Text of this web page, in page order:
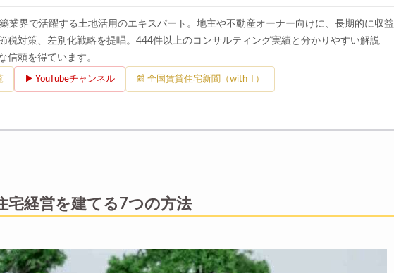
業界で活躍する土地活用のエキスパート。地主や不動産オーナー向けに、長期的に収益
税対策、差別化戦略を提唱。444件以上のコンサルティング実績と分かりやすい解説
信頼を得ています。
▶ YouTubeチャンネル 📰 全国賃貸住宅新聞（with T）
宅経営を建てる7つの方法